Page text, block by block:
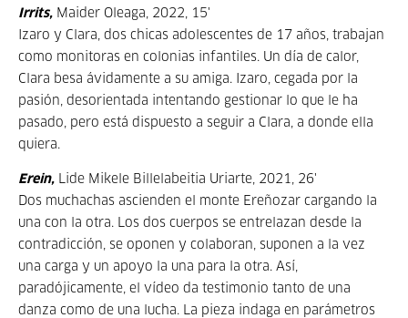
Irrits, Maider Oleaga, 2022, 15'
Izaro y Clara, dos chicas adolescentes de 17 años, trabajan
como monitoras en colonias infantiles. Un día de calor,
Clara besa ávidamente a su amiga. Izaro, cegada por la
pasión, desorientada intentando gestionar lo que le ha
pasado, pero está dispuesto a seguir a Clara, a donde ella
quiera.
Erein, Lide Mikele Billelabeitia Uriarte, 2021, 26'
Dos muchachas ascienden el monte Ereñozar cargando la
una con la otra. Los dos cuerpos se entrelazan desde la
contradicción, se oponen y colaboran, suponen a la vez
una carga y un apoyo la una para la otra. Así,
paradójicamente, el vídeo da testimonio tanto de una
danza como de una lucha. La pieza indaga en parámetros